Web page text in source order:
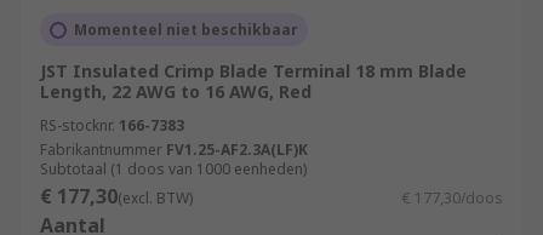
include:
They provide gas-tight connections. This
gives protection against corrosion because
oxygen and moisture cannot reach the metal
parts of the fixtures.
No soldering is needed, so the connection
joint is more mechanically robust.
Momenteel niet beschikbaar
JST Insulated Crimp Blade Terminal 18 mm Blade
Length, 22 AWG to 16 AWG, Red
RS-stocknr. 166-7383
Fabrikantnummer FV1.25-AF2.3A(LF)K
Subtotaal (1 doos van 1000 eenheden)
€ 177,30(excl. BTW) € 177,30/doos
Aantal